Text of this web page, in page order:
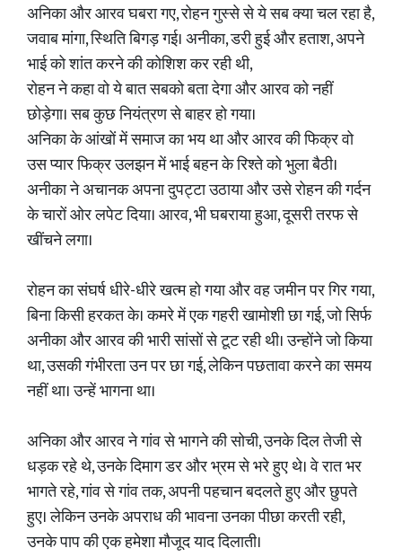
अनिका और आरव घबरा गए, रोहन गुस्से से ये सब क्या चल रहा है,
जवाब मांगा, स्थिति बिगड़ गई। अनीका, डरी हुई और हताश, अपने
भाई को शांत करने की कोशिश कर रही थी,
रोहन ने कहा वो ये बात सबको बता देगा और आरव को नहीं
छोड़ेगा। सब कुछ नियंत्रण से बाहर हो गया।
अनिका के आंखों में समाज का भय था और आरव की फिक्र वो
उस प्यार फिक्र उलझन में भाई बहन के रिश्ते को भुला बैठी।
अनीका ने अचानक अपना दुपट्टा उठाया और उसे रोहन की गर्दन
के चारों ओर लपेट दिया। आरव, भी घबराया हुआ, दूसरी तरफ से
खींचने लगा।
रोहन का संघर्ष धीरे-धीरे खत्म हो गया और वह जमीन पर गिर गया,
बिना किसी हरकत के। कमरे में एक गहरी खामोशी छा गई, जो सिर्फ
अनीका और आरव की भारी सांसों से टूट रही थी। उन्होंने जो किया
था, उसकी गंभीरता उन पर छा गई, लेकिन पछतावा करने का समय
नहीं था। उन्हें भागना था।
अनिका और आरव ने गांव से भागने की सोची, उनके दिल तेजी से
धड़क रहे थे, उनके दिमाग डर और भ्रम से भरे हुए थे। वे रात भर
भागते रहे, गांव से गांव तक, अपनी पहचान बदलते हुए और छुपते
हुए। लेकिन उनके अपराध की भावना उनका पीछा करती रही,
उनके पाप की एक हमेशा मौजूद याद दिलाती।